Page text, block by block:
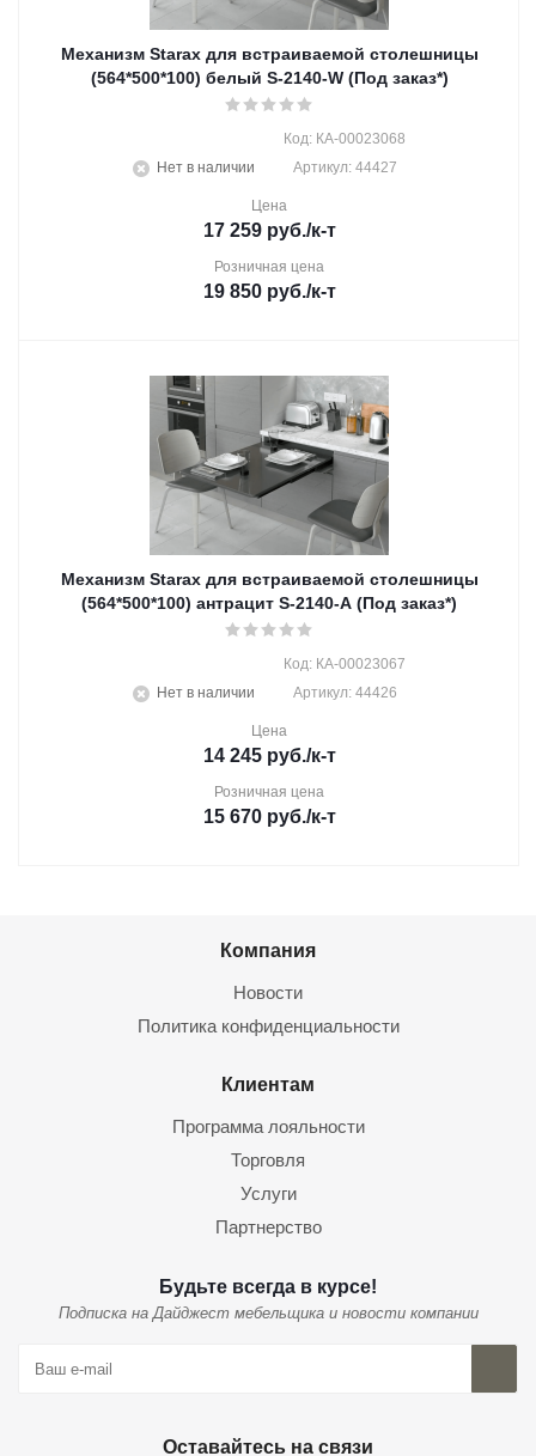
Механизм Starax для встраиваемой столешницы
(564*500*100) белый S-2140-W (Под заказ*)
Нет в наличии
Код: КА-00023068
Артикул: 44427
Цена
17 259руб./к-т
Розничная цена
19 850руб./к-т
Механизм Starax для встраиваемой столешницы
(564*500*100) антрацит S-2140-A (Под заказ*)
Нет в наличии
Код: КА-00023067
Артикул: 44426
Цена
14 245руб./к-т
Розничная цена
15 670руб./к-т
Компания
Новости
Политика конфиденциальности
Клиентам
Программа лояльности
Торговля
Услуги
Партнерство
Будьте всегда в курсе!
Подписка на Дайджест мебельщика и новости компании
Оставайтесь на связи